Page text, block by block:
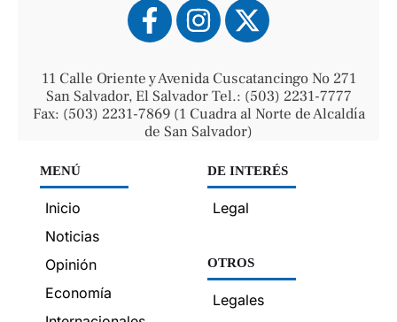
11 Calle Oriente y Avenida Cuscatancingo No 271
San Salvador, El Salvador Tel.: (503) 2231-7777
Fax: (503) 2231-7869 (1 Cuadra al Norte de Alcaldía
de San Salvador)
MENÚ
Inicio
Noticias
Opinión
Economía
DE INTERÉS
Legal
OTROS
Legales